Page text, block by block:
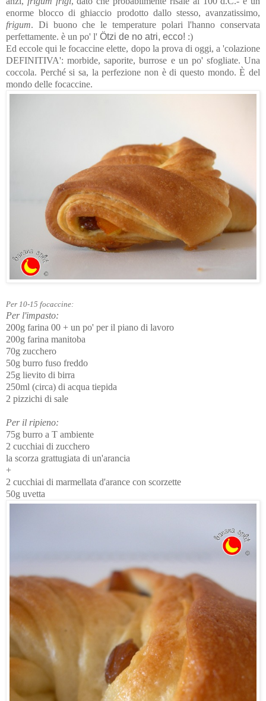
enorme blocco di ghiaccio prodotto dallo stesso, avanzatissimo,
frigum. Di buono che le temperature polari l'hanno conservata
perfettamente. è un po' l' Ötzi de no atri, ecco! :)
Ed eccole qui le focaccine elette, dopo la prova di oggi, a 'colazione
DEFINITIVA': morbide, saporite, burrose e un po' sfogliate. Una
coccola. Perché si sa, la perfezione non è di questo mondo. È del
mondo delle focaccine.
Per 10-15 focaccine:
Per l'impasto:
200g farina 00 + un po' per il piano di lavoro
200g farina manitoba
70g zucchero
50g burro fuso freddo
25g lievito di birra
250ml (circa) di acqua tiepida
2 pizzichi di sale
Per il ripieno:
75g burro a T ambiente
2 cucchiai di zucchero
la scorza grattugiata di un'arancia
+
2 cucchiai di marmellata d'arance con scorzette
50g uvetta